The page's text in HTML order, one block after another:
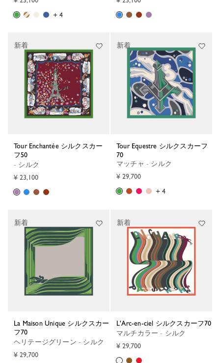
+ 4
Tour Enchantée シルクスカー
フ50
- シルク
¥ 23,100
新着
Tour Equestre シルクスカーフ
70
マッチャ - シルク
¥ 29,700
+ 4
新着
La Maison Unique シルクスカー
フ70
ヘリテージグリーン - シルク
¥ 29,700
新着
L'Arc-en-ciel シルクスカーフ70
マルチカラー - シルク
¥ 29,700
新着